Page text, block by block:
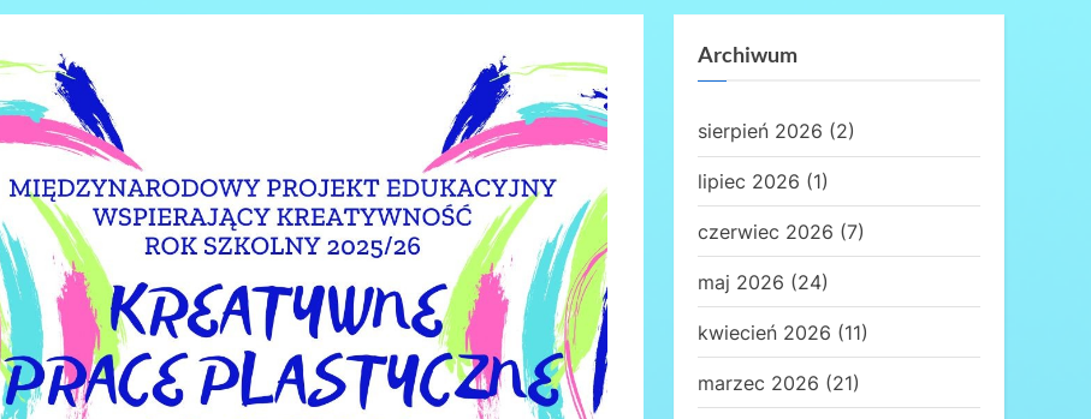
Archiwum
sierpień 2026 (2)
lipiec 2026 (1)
czerwiec 2026 (7)
maj 2026 (24)
kwiecień 2026 (11)
marzec 2026 (21)